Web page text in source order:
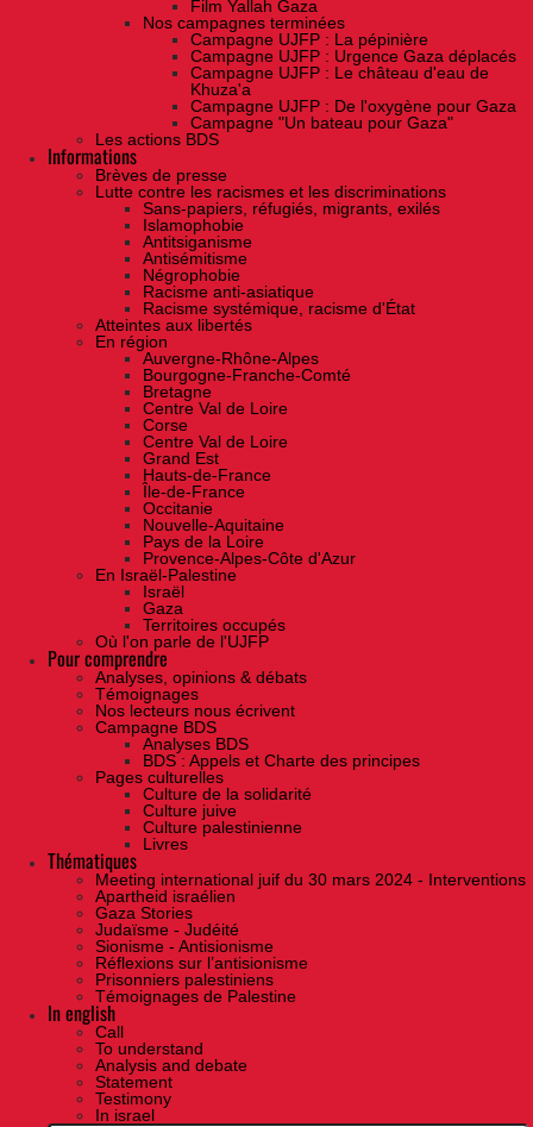
Film Yallah Gaza
Nos campagnes terminées
Campagne UJFP : La pépinière
Campagne UJFP : Urgence Gaza déplacés
Campagne UJFP : Le château d'eau de
Khuza'a
Campagne UJFP : De l'oxygène pour Gaza
Campagne "Un bateau pour Gaza"
Les actions BDS
Informations
Brèves de presse
Lutte contre les racismes et les discriminations
Sans-papiers, réfugiés, migrants, exilés
Islamophobie
Antitsiganisme
Antisémitisme
Négrophobie
Racisme anti-asiatique
Racisme systémique, racisme d'État
Atteintes aux libertés
En région
Auvergne-Rhône-Alpes
Bourgogne-Franche-Comté
Bretagne
Centre Val de Loire
Corse
Centre Val de Loire
Grand Est
Hauts-de-France
Île-de-France
Occitanie
Nouvelle-Aquitaine
Pays de la Loire
Provence-Alpes-Côte d'Azur
En Israël-Palestine
Israël
Gaza
Territoires occupés
Où l'on parle de l'UJFP
Pour comprendre
Analyses, opinions & débats
Témoignages
Nos lecteurs nous écrivent
Campagne BDS
Analyses BDS
BDS : Appels et Charte des principes
Pages culturelles
Culture de la solidarité
Culture juive
Culture palestinienne
Livres
Thématiques
Meeting international juif du 30 mars 2024 - Interventions
Apartheid israélien
Gaza Stories
Judaïsme - Judéité
Sionisme - Antisionisme
Réflexions sur l’antisionisme
Prisonniers palestiniens
Témoignages de Palestine
In english
Call
To understand
Analysis and debate
Statement
Testimony
In israel